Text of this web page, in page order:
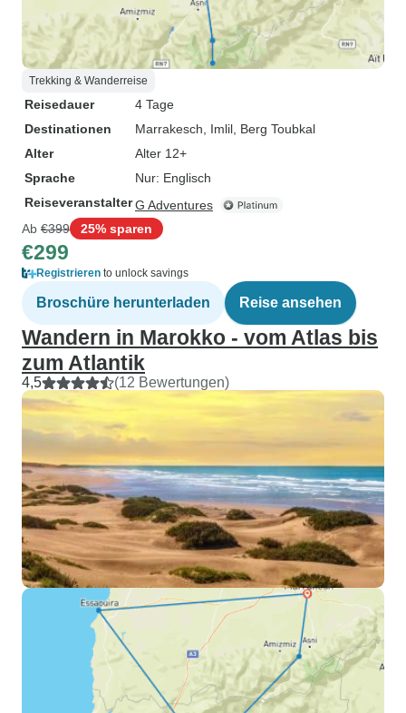
Trekking & Wanderreise
Reisedauer
4 Tage
Destinationen
Marrakesch , Imlil , Berg Toubkal
Alter
Alter 12+
Sprache
Nur: Englisch
ReiseveranstalterG Adventures
Ab €399 25% sparen
€299
Registrieren to unlock savings
Broschüre herunterladen Reise ansehen
Wandern in Marokko - vom Atlas bis
zum Atlantik
4,5 (12 Bewertungen)